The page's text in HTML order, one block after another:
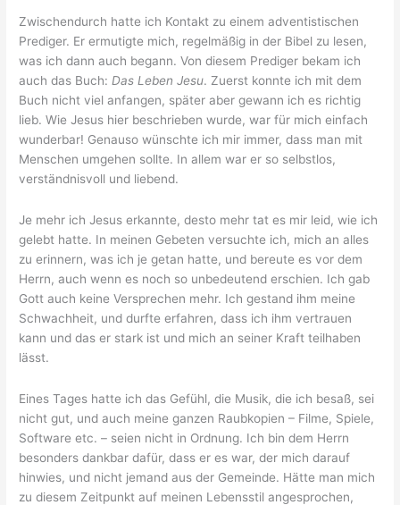
Zwischendurch hatte ich Kontakt zu einem adventistischen
Prediger. Er ermutigte mich, regelmäßig in der Bibel zu lesen,
was ich dann auch begann. Von diesem Prediger bekam ich
auch das Buch: Das Leben Jesu. Zuerst konnte ich mit dem
Buch nicht viel anfangen, später aber gewann ich es richtig
lieb. Wie Jesus hier beschrieben wurde, war für mich einfach
wunderbar! Genauso wünschte ich mir immer, dass man mit
Menschen umgehen sollte. In allem war er so selbstlos,
verständnisvoll und liebend.
Je mehr ich Jesus erkannte, desto mehr tat es mir leid, wie ich
gelebt hatte. In meinen Gebeten versuchte ich, mich an alles
zu erinnern, was ich je getan hatte, und bereute es vor dem
Herrn, auch wenn es noch so unbedeutend erschien. Ich gab
Gott auch keine Versprechen mehr. Ich gestand ihm meine
Schwachheit, und durfte erfahren, dass ich ihm vertrauen
kann und das er stark ist und mich an seiner Kraft teilhaben
lässt.
Eines Tages hatte ich das Gefühl, die Musik, die ich besaß, sei
nicht gut, und auch meine ganzen Raubkopien – Filme, Spiele,
Software etc. – seien nicht in Ordnung. Ich bin dem Herrn
besonders dankbar dafür, dass er es war, der mich darauf
hinwies, und nicht jemand aus der Gemeinde. Hätte man mich
zu diesem Zeitpunkt auf meinen Lebensstil angesprochen,